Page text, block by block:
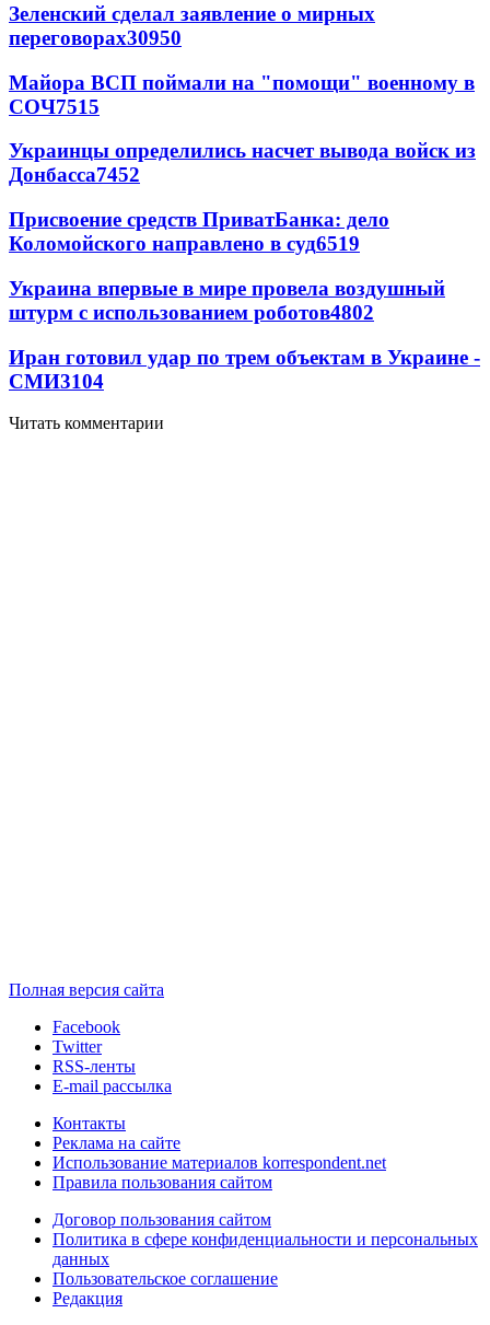
Зеленский сделал заявление о мирных
переговорах30950
Майора ВСП поймали на "помощи" военному в
СОЧ7515
Украинцы определились насчет вывода войск из
Донбасса7452
Присвоение средств ПриватБанка: дело
Коломойского направлено в суд6519
Украина впервые в мире провела воздушный
штурм с использованием роботов4802
Иран готовил удар по трем объектам в Украине -
СМИ3104
Читать комментарии
Полная версия сайта
Facebook
Twitter
RSS-ленты
E-mail рассылка
Контакты
Реклама на сайте
Использование материалов korrespondent.net
Правила пользования сайтом
Договор пользования сайтом
Политика в сфере конфиденциальности и персональных
данных
Пользовательское соглашение
Редакция